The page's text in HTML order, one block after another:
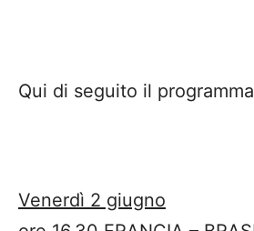
Qui di seguito il
Venerdì 2 giugno